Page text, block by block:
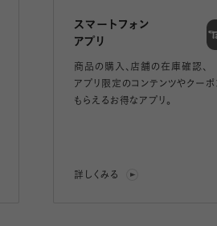
スマートフォン
アプリ
商品の購入、店舗の在庫確認、
アプリ限定のコンテンツやクーポ
もらえるお得なアプリ。
詳しくみる